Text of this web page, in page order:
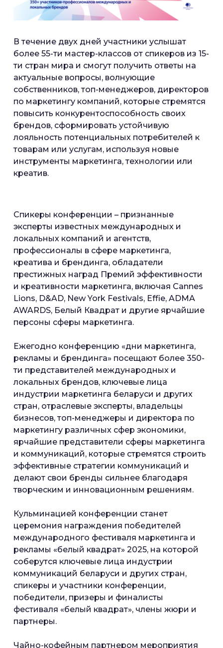
В течение двух дней участники услышат
более 55-ти мастер-классов от спикеров из 15-
ти стран мира и смогут получить ответы на
актуальные вопросы, волнующие
собственников, топ-менеджеров, директоров
по маркетингу компаний, которые стремятся
повысить конкурентоспособность своих
брендов, сформировать устойчивую
лояльность потенциальных потребителей к
товарам или услугам, используя новые
инструменты маркетинга, технологии или
креатив.
Спикеры конференции – признанные
эксперты известных международных и
локальных компаний и агентств,
профессионалы в сфере маркетинга,
креатива и брендинга, обладатели
престижных наград Премий эффективности
и креативности маркетинга, включая Cannes
Lions, D&AD, New York Festivals, Effie, ADMA
AWARDS, Белый Квадрат и другие ярчайшие
персоны сферы маркетинга.
Ежегодно конференцию «дни маркетинга,
рекламы и брендинга» посещают более 350-
ти представителей международных и
локальных брендов, ключевые лица
индустрии маркетинга беларуси и других
стран, отраслевые эксперты, владельцы
бизнесов, топ-менеджеры и директора по
маркетингу различных сфер экономики,
ярчайшие представители сферы маркетинга
и коммуникаций, которые стремятся строить
эффективные стратегии коммуникаций и
делают свои бренды сильнее благодаря
творческим и инновационным решениям.
Кульминацией конференции станет
церемония награждения победителей
международного фестиваля маркетинга и
рекламы «белый квадрат» 2025, на которой
соберутся ключевые лица индустрии
коммуникаций беларуси и других стран,
спикеры и участники конференции,
победители, призеры и финалисты
фестиваля «белый квадрат», члены жюри и
партнеры.
Чайно-кофейным партнером мероприятия